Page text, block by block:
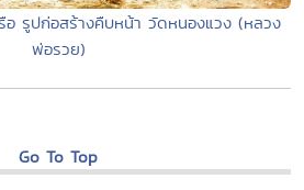
อ รูปก่อสร้างคืบหน้า วัดหนองแวง (หลวง
พ่อรวย)
Go To Top